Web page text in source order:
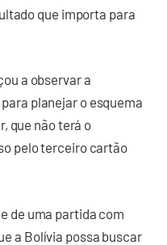
que importa para
a observar a
planejar o esquema
que não terá o
pelo terceiro cartão
de uma partida com
a Bolívia possa buscar